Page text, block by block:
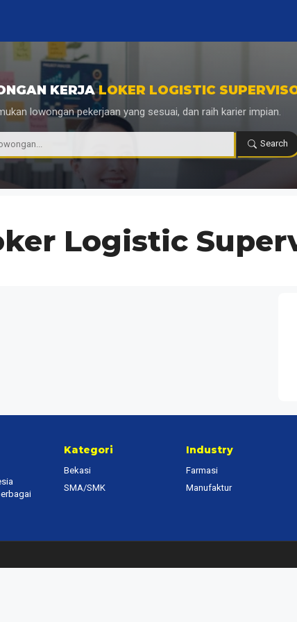
KERJALOKER LOGISTIC
lowongan pekerjaan yang sesuai, dan raih karier impian.
Search
Logistic
Kategori
Bekasi
SMA/SMK
Industry
Farmasi
Manufaktur